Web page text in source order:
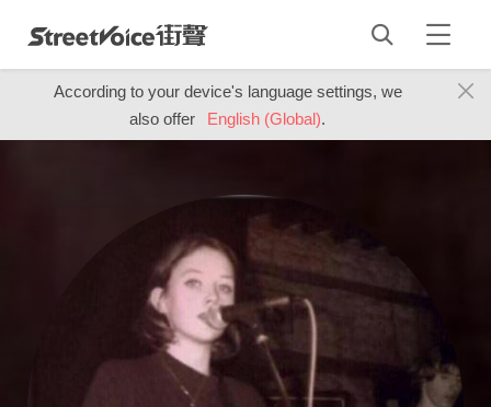
According to your device's language settings, we
also offer
English (Global).